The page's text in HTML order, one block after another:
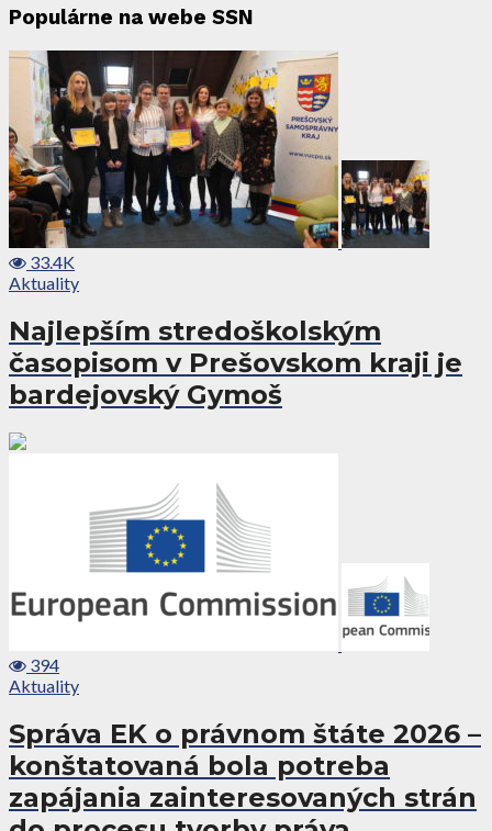
Populárne na webe SSN
33.4K
Aktuality
Najlepším stredoškolským
časopisom v Prešovskom kraji je
bardejovský Gymoš
394
Aktuality
Správa EK o právnom štáte 2026 –
konštatovaná bola potreba
zapájania zainteresovaných strán